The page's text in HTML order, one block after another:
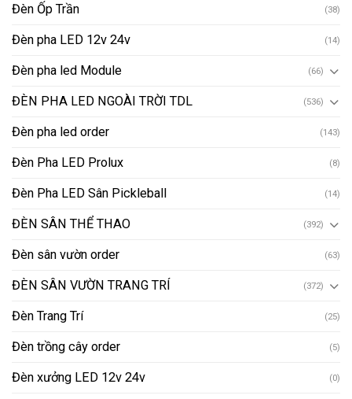
Đèn Ốp Trần (38)
Đèn pha LED 12v 24v (14)
Đèn pha led Module (66)
ĐÈN PHA LED NGOÀI TRỜI TDL (536)
Đèn pha led order (143)
Đèn Pha LED Prolux (8)
Đèn Pha LED Sân Pickleball (14)
ĐÈN SÂN THỂ THAO (392)
Đèn sân vườn order (63)
ĐÈN SÂN VƯỜN TRANG TRÍ (372)
Đèn Trang Trí (25)
Đèn trồng cây order (5)
Đèn xưởng LED 12v 24v (0)